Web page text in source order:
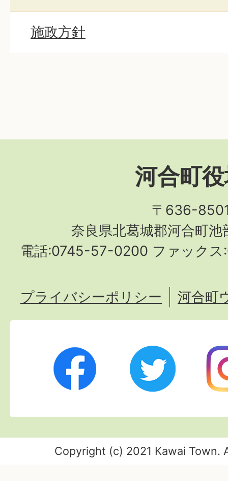
施政方針
河合町
〒636-
奈良県北葛城郡河合町池
電話:0745-57-0200 ファック
Facebook Twitter
プライバシーポリシー 河合町
Copyright (c) 2021 Kawai Town.